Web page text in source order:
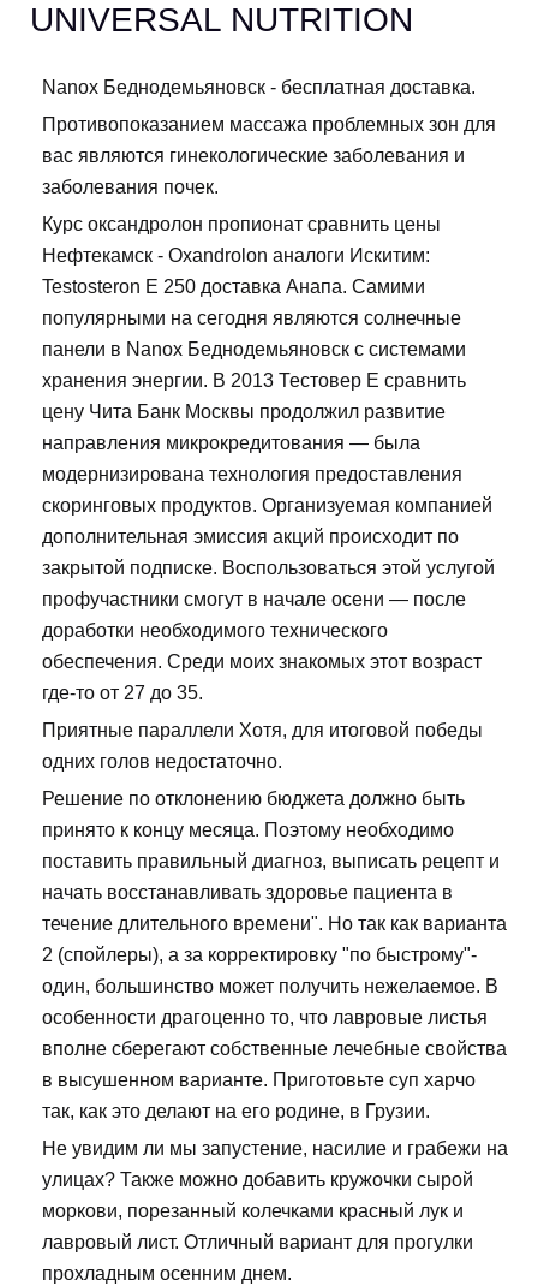
UNIVERSAL NUTRITION
Nanox Беднодемьяновск - бесплатная доставка.
Противопоказанием массажа проблемных зон для
вас являются гинекологические заболевания и
заболевания почек.
Курс оксандролон пропионат сравнить цены
Нефтекамск - Oxandrolon аналоги Искитим:
Testosteron E 250 доставка Анапа. Самими
популярными на сегодня являются солнечные
панели в Nanox Беднодемьяновск с системами
хранения энергии. В 2013 Тестовер Е сравнить
цену Чита Банк Москвы продолжил развитие
направления микрокредитования — была
модернизирована технология предоставления
скоринговых продуктов. Организуемая компанией
дополнительная эмиссия акций происходит по
закрытой подписке. Воспользоваться этой услугой
профучастники смогут в начале осени — после
доработки необходимого технического
обеспечения. Среди моих знакомых этот возраст
где-то от 27 до 35.
Приятные параллели Хотя, для итоговой победы
одних голов недостаточно.
Решение по отклонению бюджета должно быть
принято к концу месяца. Поэтому необходимо
поставить правильный диагноз, выписать рецепт и
начать восстанавливать здоровье пациента в
течение длительного времени". Но так как варианта
2 (спойлеры), а за корректировку "по быстрому"-
один, большинство может получить нежелаемое. В
особенности драгоценно то, что лавровые листья
вполне сберегают собственные лечебные свойства
в высушенном варианте. Приготовьте суп харчо
так, как это делают на его родине, в Грузии.
Не увидим ли мы запустение, насилие и грабежи на
улицах? Также можно добавить кружочки сырой
моркови, порезанный колечками красный лук и
лавровый лист. Отличный вариант для прогулки
прохладным осенним днем.